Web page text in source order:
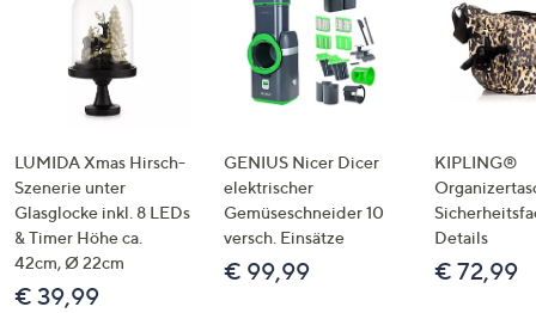
LUMIDA Xmas Hirsch-
Szenerie unter
Glasglocke inkl. 8 LEDs
& Timer Höhe ca.
42cm, Ø 22cm
€ 39,99
GENIUS Nicer Dicer
elektrischer
Gemüseschneider 10
versch. Einsätze
€ 99,99
KIPLING®
Details
€ 72,99